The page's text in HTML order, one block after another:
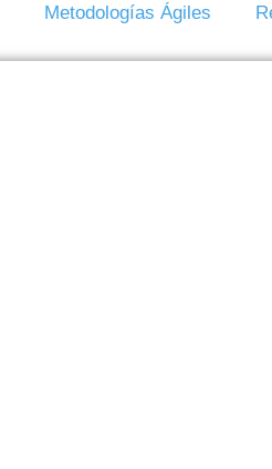
Metodologías Ágiles